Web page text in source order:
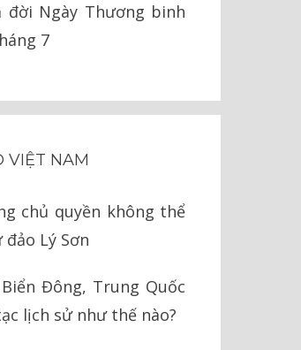
đời Ngày Thương binh
7
VIỆT NAM
chủ quyền không thể
Lý Sơn
Đông, Trung Quốc
lịch sử như thế nào?